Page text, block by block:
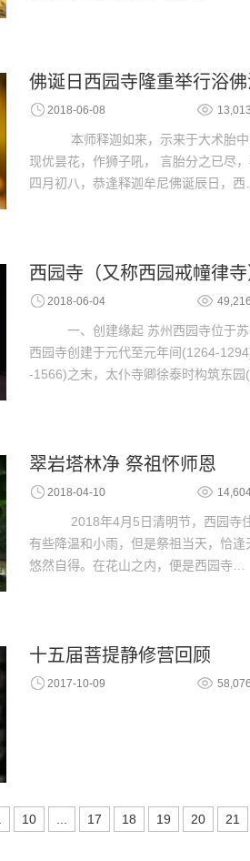
佛诞日西园寺隆重举行浴
2018-06-08
本师释迦如来，示来于大术胎中
现优昙花，作狮子吼， 言胎分之已尽
四月初八，恭逢释迦牟尼佛诞辰日，西…
西园寺（又称西园戒幢律
2018-06-04
一、创建缘起 苏州西园寺位于苏
西园寺创建于元代至元年间(1264-
-1566)之末，太仆寺卿徐泰时构筑东园
翠岩塔林净 祭祖怀师恩
2018-04-10
2018年4月5日清明节，西园寺
有些降温和小雨，但是祭祖当天，恰
悠然自得。在花山之内，便是西园寺…
十五届菩提静修营回顾
2017-10-09
10 17 18 19 20 21